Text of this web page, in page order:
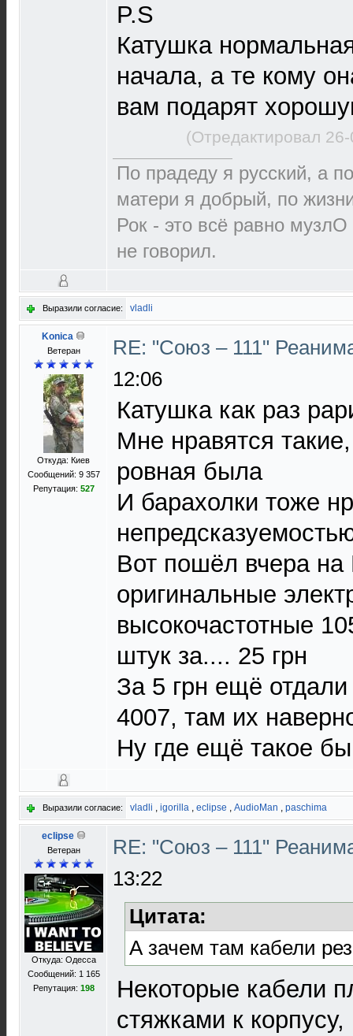
P.S
Катушка
начала, а те кому
вам подарят
(Отредактировал
По прадеду я русский, а
матери я добрый, по
Рок - это всё равно
не говорил.
Выразили согласие: vladli
Konica
Ветеран
Откуда: Киев
Сообщений: 9 357
Репутация: 527
RE: "Союз – 111"
12:06
Катушка как раз
Мне нравятся
ровная была
И барахолки тоже
Вот пошёл вчера на
оригинальные
высокочастотные
штук за.... 25 грн
За 5 грн ещё
4007, там их
Ну где ещё такое
Выразили согласие: vladli , igorilla , eclipse , AudioMan , paschima
eclipse
Ветеран
Откуда: Одесса
Сообщений: 1 165
Репутация: 198
RE: "Союз – 111"
13:22
Цитата:
А зачем там кабели
Некоторые кабели
стяжками к